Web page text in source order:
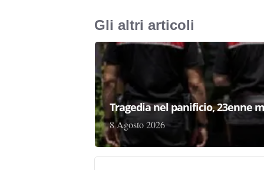
Gli altri articoli
Tragedia nel panificio, 23enne
8 Agosto 2026